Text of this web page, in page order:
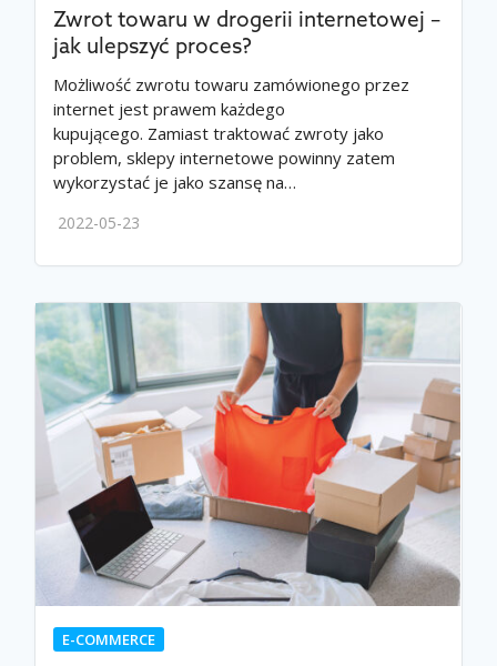
Zwrot towaru w drogerii internetowej –
jak ulepszyć proces?
Możliwość zwrotu towaru zamówionego przez
internet jest prawem każdego
kupującego. Zamiast traktować zwroty jako
problem, sklepy internetowe powinny zatem
wykorzystać je jako szansę na…
2022-05-23
E-COMMERCE